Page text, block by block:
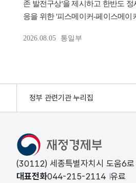
정부 관련기관 누리집
(30112) 세종특별자치시 도움6
대표전화044-215-2114 유료